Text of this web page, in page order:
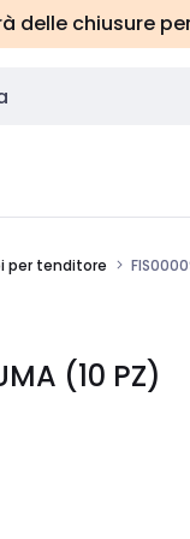
delle chiusure
per tenditore
(10 PZ)